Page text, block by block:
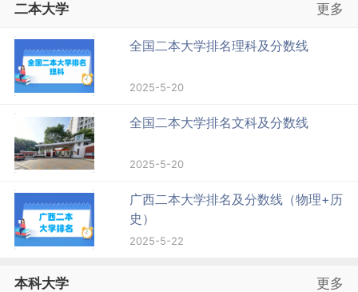
二本大学 更多
全国二本大学排名理科及分数线
2025-5-20
全国二本大学排名文科及分数线
2025-5-20
广西二本大学排名及分数线（物理+历
史）
2025-5-22
本科大学 更多